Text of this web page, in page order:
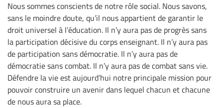
Nous sommes conscients de notre rôle social. Nous savons,
sans le moindre doute, qu’il nous appartient de garantir le
droit universel à l’éducation. Il n’y aura pas de progrès sans
la participation décisive du corps enseignant. Il n’y aura pas
de participation sans démocratie. Il n’y aura pas de
démocratie sans combat. Il n’y aura pas de combat sans vie.
Défendre la vie est aujourd’hui notre principale mission pour
pouvoir construire un avenir dans lequel chacun et chacune
de nous aura sa place.